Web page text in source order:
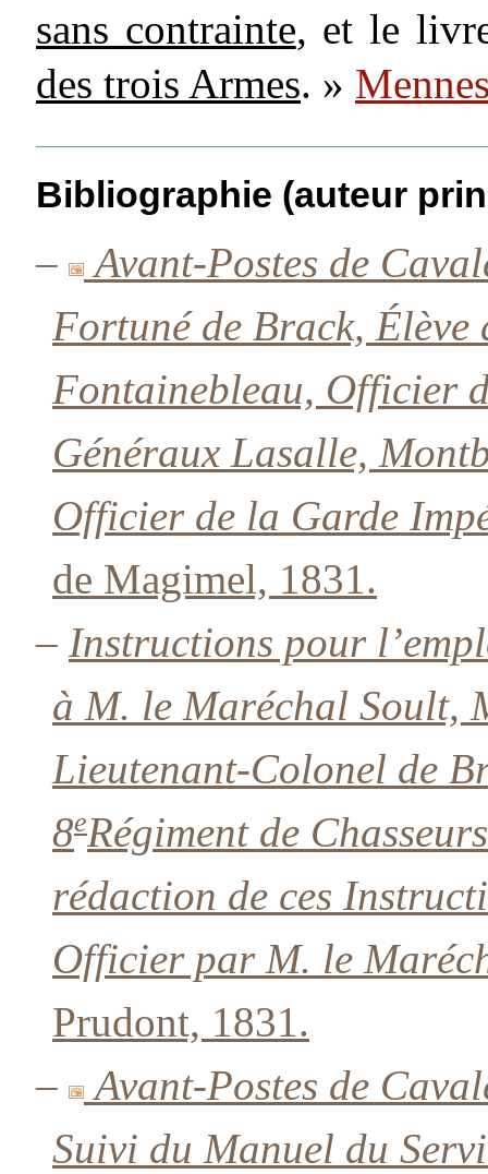
sans contrainte, et le
des trois Armes. »
Bibliographie (auteur
–
Avant-Postes de
Fortuné de Brack,
Fontainebleau, Officier
Généraux Lasalle,
Officier de la Garde
de Magimel, 1831.
– Instructions pour
à M. le Maréchal Soult,
Lieutenant-Colonel de
8eRégiment de
rédaction de ces
Officier par M. le
Prudont, 1831.
–
Avant-Postes de
Suivi du Manuel du